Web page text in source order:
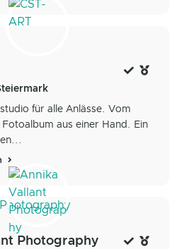
für alle Anlässe. Vom
Fotoalbum aus einer Hand. Ein
Photography